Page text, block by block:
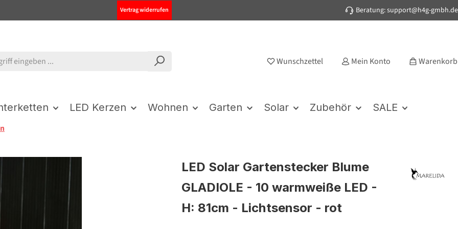
Vertrag widerrufen Beratung: support@h4g-gmbh.de
Wunschzettel Mein Konto Warenkorb
LED Kerzen Wohnen Garten Solar Zubehör SALE
LED Solar Gartenstecker Blume
GLADIOLE - 10 warmweiße LED -
H: 81cm - Lichtsensor - rot